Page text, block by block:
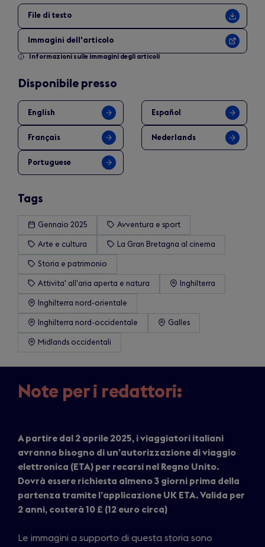
File di testo
Immagini dell'articolo
Informazioni sulle immagini degli articoli
Disponibile presso
English Español
Français Nederlands
Portuguese
Tags
Gennaio 2025 Avventura e sport
Arte e cultura La Gran Bretagna al cinema
Storia e patrimonio
Attivita' all'aria aperta e natura Inghilterra
Inghilterra nord-orientale
Inghilterra nord-occidentale Galles
Midlands occidentali
Note per i redattori:
A partire dal 2 aprile 2025, i viaggiatori italiani
avranno bisogno di un’autorizzazione di viaggio
elettronica (ETA) per recarsi nel Regno Unito.
Dovrà essere richiesta almeno 3 giorni prima della
partenza tramite l’applicazione UK ETA. Valida per
2 anni, costerà 10 £ (12 euro circa)
Le immagini a supporto di questa storia sono